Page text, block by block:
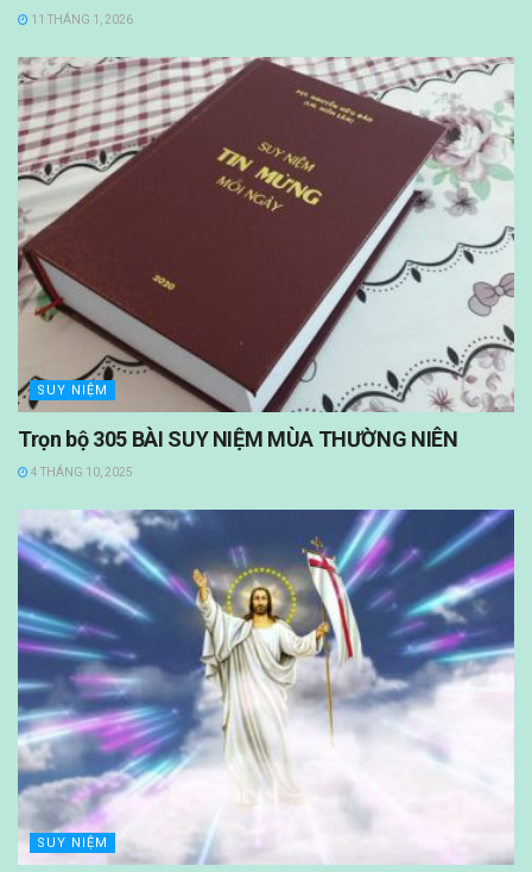
11 THÁNG 1, 2026
SUY NIỆM
Trọn bộ 305 BÀI SUY NIỆM MÙA THƯỜNG NIÊN
4 THÁNG 10, 2025
SUY NIỆM